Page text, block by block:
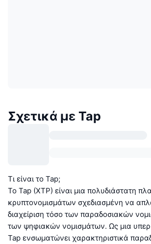
Σχετικά με Tap
Τι είναι το Tap;
Το Tap (XTP) είναι μια πολυδιάστατη
κρυπτονομισμάτων σχεδιασμένη να
διαχείριση τόσο των παραδοσιακών
των ψηφιακών νομισμάτων. Ως μια
Tap ενσωματώνει χαρακτηριστικά